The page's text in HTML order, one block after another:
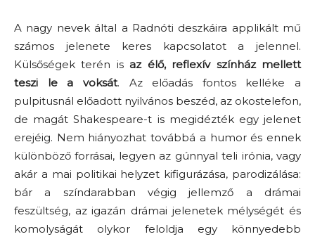
A nagy nevek által a Radnóti deszkáira applikált mű
számos jelenete keres kapcsolatot a jelennel.
Külsőségek terén is az élő, reflexív színház mellett
teszi le a voksát. Az előadás fontos kelléke a
pulpitusnál előadott nyilvános beszéd, az okostelefon,
de magát Shakespeare-t is megidézték egy jelenet
erejéig. Nem hiányozhat továbbá a humor és ennek
különböző forrásai, legyen az gúnnyal teli irónia, vagy
akár a mai politikai helyzet kifigurázása, parodizálása:
bár a színdarabban végig jellemző a drámai
feszültség, az igazán drámai jelenetek mélységét és
komolyságát olykor feloldja egy könnyedebb